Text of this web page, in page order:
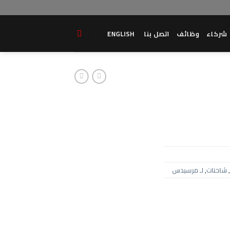
شركاء وظائف اتصل بنا ENGLISH
,شاحنات,لـ مرسيدس